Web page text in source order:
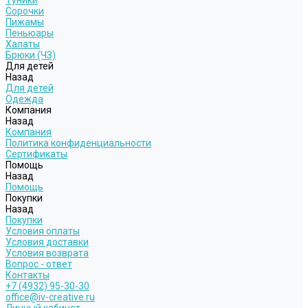
Сорочки
Пижамы
Пеньюары
Халаты
Брюки (ЧЗ)
Для детей
Назад
Для детей
Одежда
Компания
Назад
Компания
Политика конфиденциальности
Сертификаты
Помощь
Назад
Помощь
Покупки
Назад
Покупки
Условия оплаты
Условия доставки
Условия возврата
Вопрос - ответ
Контакты
+7 (4932) 95-30-30
office@iv-creative.ru